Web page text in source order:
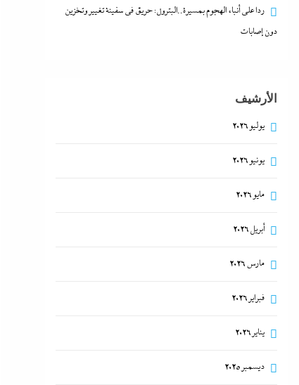
ردا على أنباء الهجوم بمسيرة..البترول: حريق في سفينة تغيير وتخزين
دون إصابات
الأرشيف
يوليو 2026
يونيو 2026
مايو 2026
أبريل 2026
مارس 2026
فبراير 2026
يناير 2026
ديسمبر 2025